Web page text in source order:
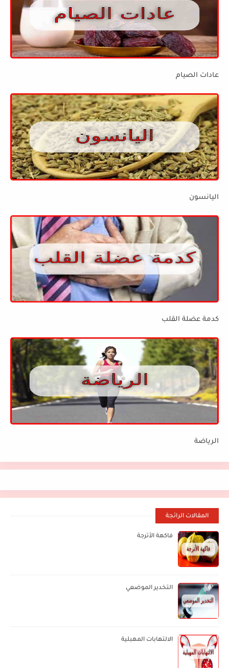
عادات الصيام
اليانسون
كدمة عضلة القلب
الرياضة
المقالات الرائجة
فاكهة الأترجة
التخدير الموضعي
الالتهابات المهبلية